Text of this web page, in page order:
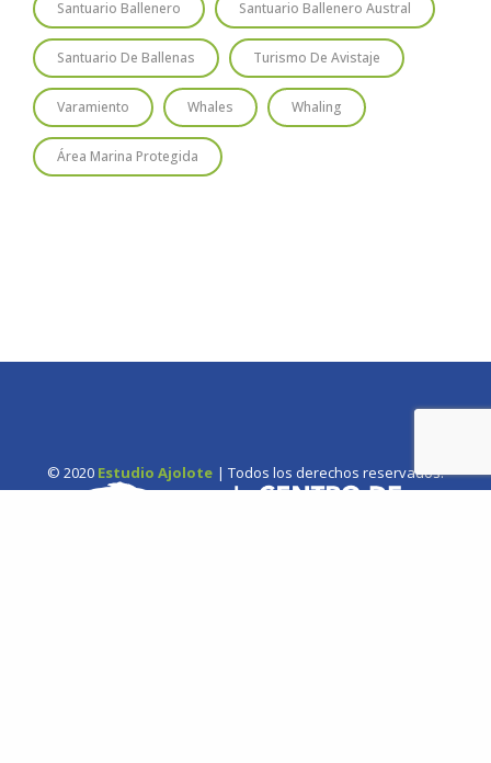
Santuario Ballenero Santuario Ballenero Austral
Santuario De Ballenas Turismo De Avistaje
Varamiento Whales Whaling
Área Marina Protegida
© 2020 Estudio Ajolote | Todos los derechos reservados.